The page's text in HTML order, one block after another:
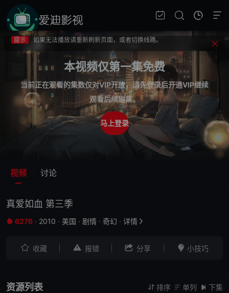
提示
提示
如果无法播放请重新刷新页面，或者切换线路。
提示
视频载入速度跟网速有关，请耐心等待几秒钟。
不要轻易相信视频中的广告，谨防上当受骗!
本视频仅第一集免费
当前正在观看的集数仅对VIP开放，请先登录后开通VIP继续
观看后续剧集。
马上登录
视频 讨论
真爱如血 第三季
 6276 · 2010 · 美国 · 剧情 · 奇幻 · 详情 
 收藏  报错  分享  小技巧
资源列表  排序  单列  下集